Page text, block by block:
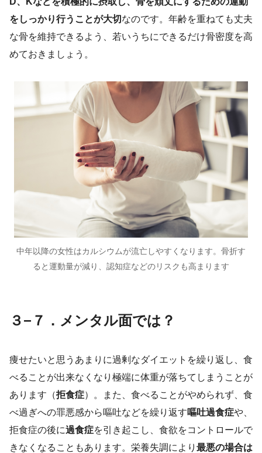
をしっかり行うことが大切 なのです。年齢を重ねても丈夫
な骨を維持できるよう、若いうちにできるだけ骨密度を高
めておきましょう。
中年以降の女性はカルシウムが流亡しやすくなります。骨折す
ると運動量が減り、認知症などのリスクも高まります
３−７．メンタル面では？
痩せたいと思うあまりに過剰なダイエットを繰り返し、食
べることが出来なくなり極端に体重が落ちてしまうことが
あります（拒食症）。また、 食べることがやめられず、食
べ過ぎへの罪悪感から嘔吐などを繰り返す嘔吐過食症や、
拒食症の後に過食症を引き起こし、食欲をコントロールで
きなくなることもあります。栄養失調により 最悪の場合は